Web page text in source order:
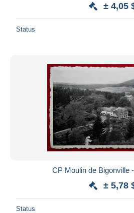
± 4,05
Status
CP Moulin de Bigonville
± 5,78
Status